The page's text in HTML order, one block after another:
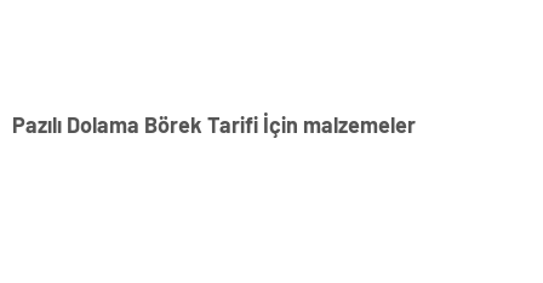
Pazılı Dolama Börek Tarifi İçin malzemeler